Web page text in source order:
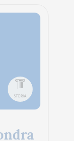
STORIA